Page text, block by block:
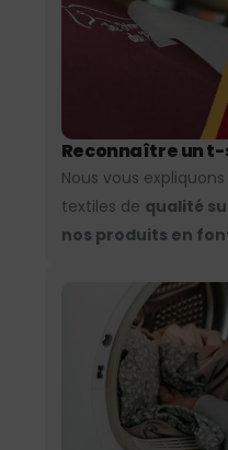
Reconnaître un
Nous vous expliquons
textiles de qualité
nos produits en